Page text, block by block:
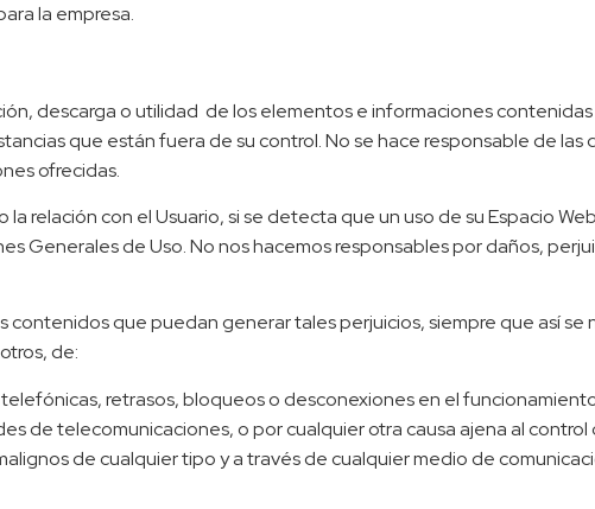
la empresa.
descarga o utilidad de los elementos e informaciones
que están fuera de su control. No se hace responsable de
ofrecidas.
relación con el Usuario, si se detecta que un uso de su Espacio
Generales de Uso. No nos hacemos responsables por daños,
que puedan generar tales perjuicios, siempre que así se
de:
retrasos, bloqueos o desconexiones en el
de telecomunicaciones, o por cualquier otra causa ajena al control
de cualquier tipo y a través de cualquier medio de